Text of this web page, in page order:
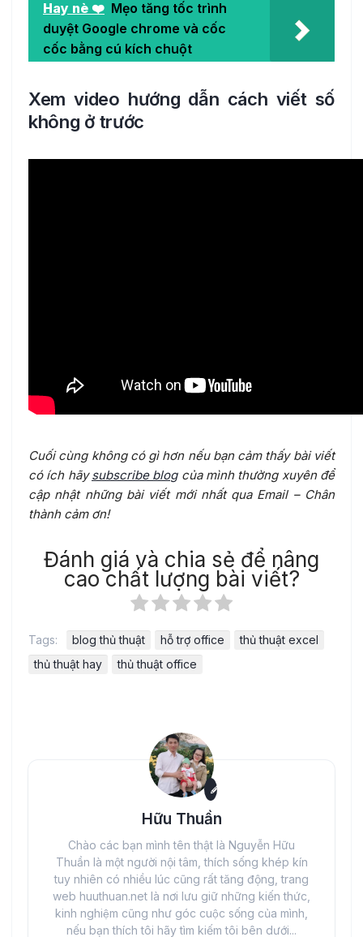
Hay nè ❤️ Mẹo tăng tốc trình
duyệt Google chrome và cốc
cốc bằng cú kích chuột
Xem video hướng dẫn cách viết số
không ở trước
Cuối cùng không có gì hơn nếu bạn cảm thấy bài viết
có ích hãysubscribe blogcủa mình thường xuyên để
cập nhật những bài viết mới nhất qua Email – Chân
thành cảm ơn!
Đánh giá và chia sẻ để nâng
cao chất lượng bài viết?
Tags: blog thủ thuật hỗ trợ office
thủ thuật excel
thủ thuật hay
thủ thuật office
Hữu Thuần
Chào các bạn mình tên thật là Nguyễn Hữu
Thuần là một người nội tâm, thích sống khép kín
tuy nhiên có nhiều lúc cũng rất tăng động, trang
web huuthuan.net là nơi lưu giữ những kiến thức,
kinh nghiệm cũng như góc cuộc sống của mình,
nếu bạn thích tôi hãy tìm kiếm tôi bên dưới...